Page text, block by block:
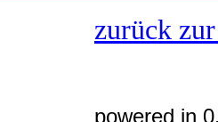
zurück
powered in